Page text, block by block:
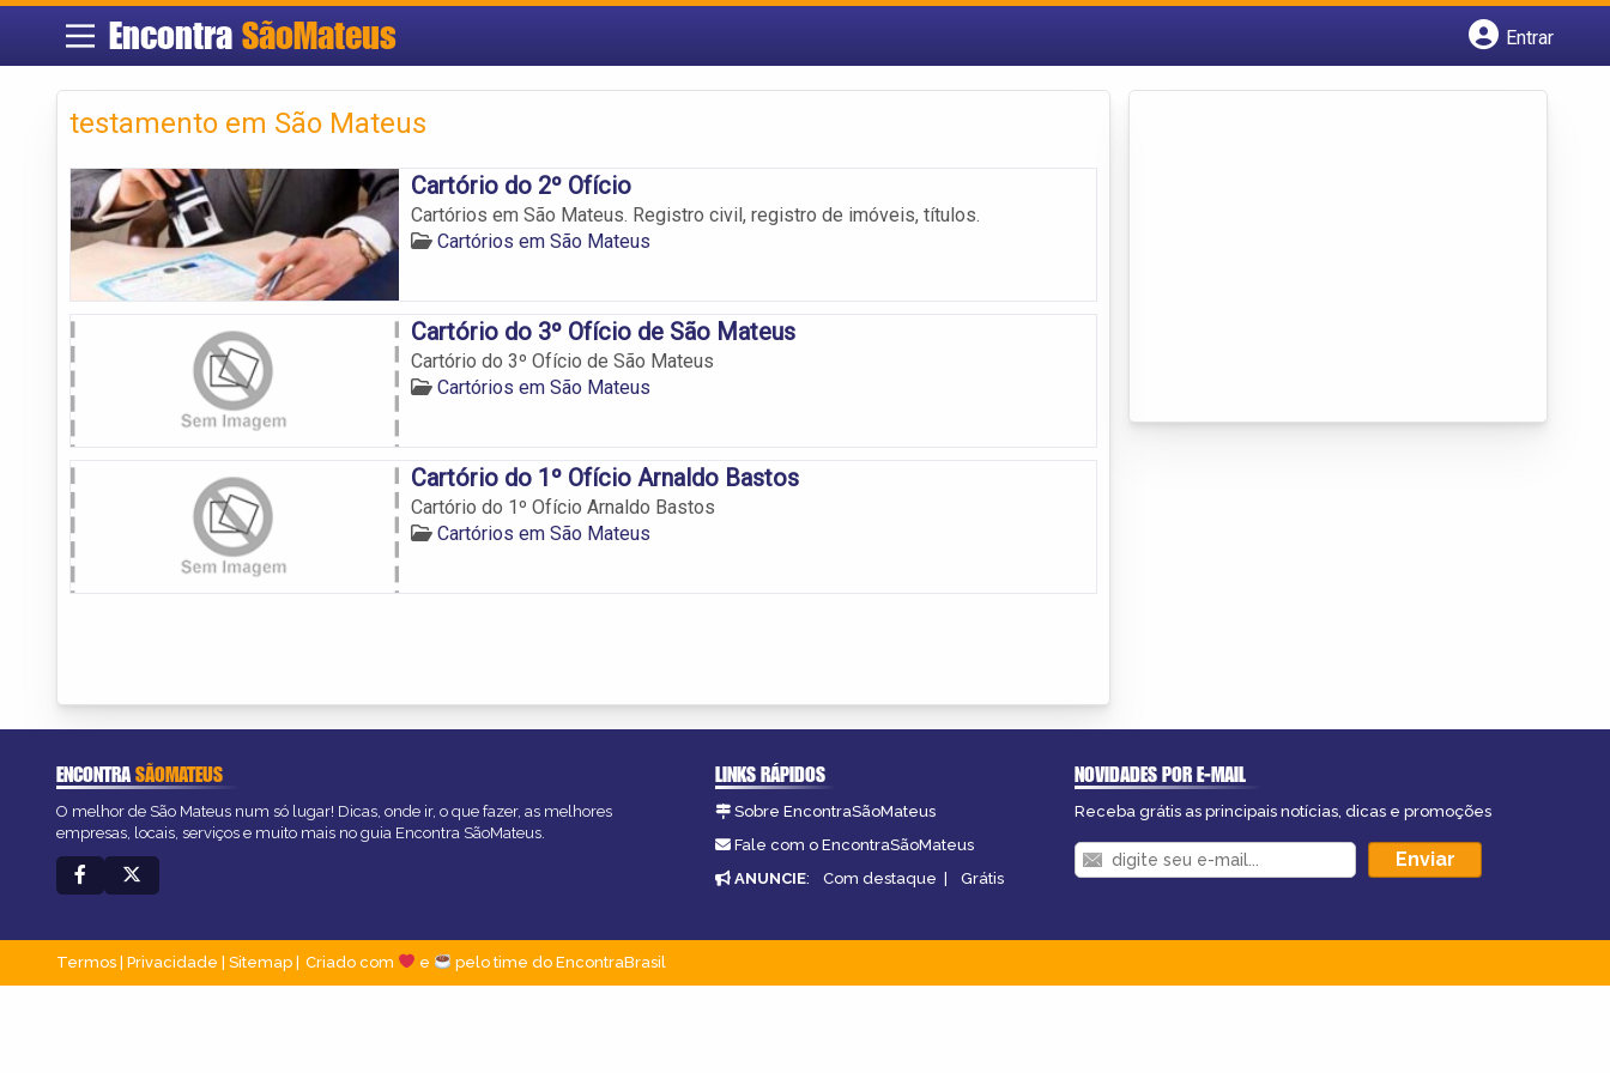
Encontra SãoMateus
Entrar
testamento em São Mateus
Cartório do 2º Ofício
Cartórios em São Mateus. Registro civil, registro de imóveis, títulos.
Cartórios em São Mateus
Cartório do 3º Ofício de São Mateus
Cartório do 3º Ofício de São Mateus
Cartórios em São Mateus
Cartório do 1º Ofício Arnaldo Bastos
Cartório do 1º Ofício Arnaldo Bastos
Cartórios em São Mateus
ENCONTRASÃOMATEUS
O melhor de São Mateus num só lugar! Dicas, onde ir, o que fazer, as melhores
empresas, locais, serviços e muito mais no guia Encontra SãoMateus.
LINKS RÁPIDOS
Sobre EncontraSãoMateus
Fale com o EncontraSãoMateus
ANUNCIE: Com destaque | Grátis
NOVIDADES POR E-MAIL
Receba grátis as principais notícias, dicas e promoções
Termos Privacidade Sitemap Criado com e pelo time do EncontraBrasil